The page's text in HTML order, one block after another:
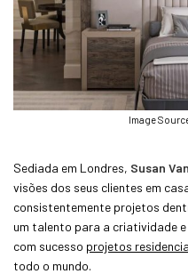
Image
Sediada em Londres, Susan
visões dos seus clientes em
consistentemente projetos
um talento para a criatividade
com sucesso projetos
todo o mundo.